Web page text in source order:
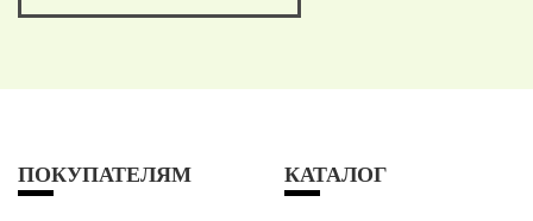
ПОКУПАТЕЛЯМ КАТАЛОГ